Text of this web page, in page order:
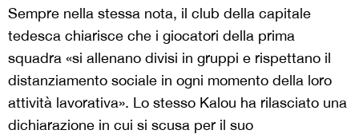
Sempre nella stessa nota, il club della capitale
tedesca chiarisce che i giocatori della prima
squadra «si allenano divisi in gruppi e rispettano il
distanziamento sociale in ogni momento della loro
attività lavorativa». Lo stesso Kalou ha rilasciato una
dichiarazione in cui si scusa per il suo